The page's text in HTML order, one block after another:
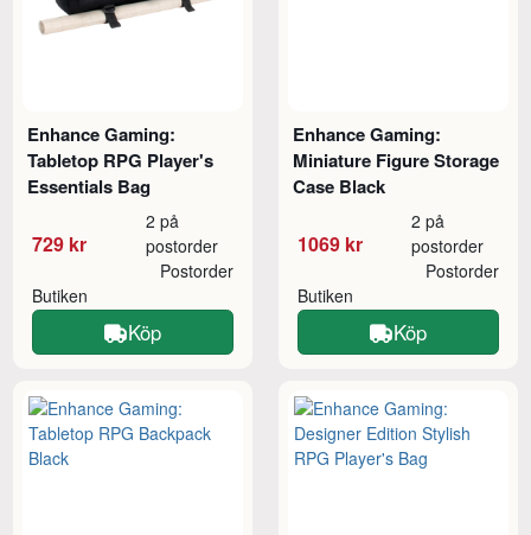
Enhance Gaming:
Tabletop RPG Player's
Essentials Bag
729 kr
2 på
postorder
Butiken
Postorder
Köp
Enhance Gaming:
Miniature Figure Storage
Case Black
1069 kr
2 på
postorder
Butiken
Postorder
Köp